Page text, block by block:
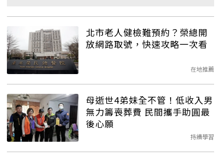
北市老人健檢難預約？榮總開
放網路取號，快速攻略一次看
在地推薦
母逝世4弟妹全不管！低收入男
無力籌喪葬費 民間攜手助圓最
後心願
持續學習